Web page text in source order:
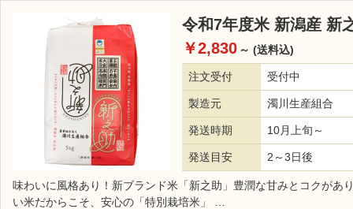
令和7年度米 新潟産 新
￥2,830 ～ (送料込)
注文受付 受付中
製造元 濁川生産組合
発送時期 10月上旬～
発送目安 2～3日後
味わいに風格あり！新ブランド米「新之助」豊潤な甘みとコクが
い米だからこそ、安心の「特別栽培米」 …